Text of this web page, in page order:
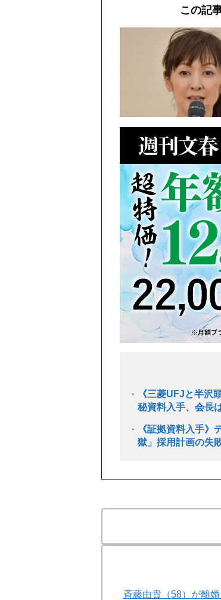
この記
《三菱UFJと半沢
秘資料入手、会長
《証拠資料入手》
獄」採用計画の失
斉藤由貴（58）が離